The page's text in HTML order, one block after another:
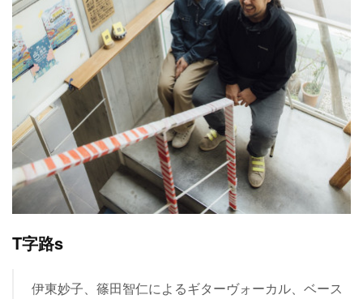
T字路s
伊東妙子、篠田智仁によるギターヴォーカル、ベース